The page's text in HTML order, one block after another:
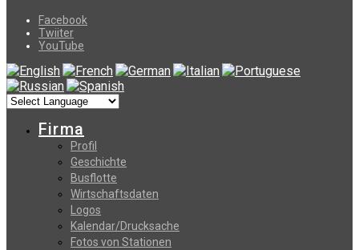
Facebook
Twiiter
YouTube
Firma
Profil
Geschichte
Busflotte
Wirtschaftsdaten
Logos
Kalendar/Drucksache
Fotos von Stationen